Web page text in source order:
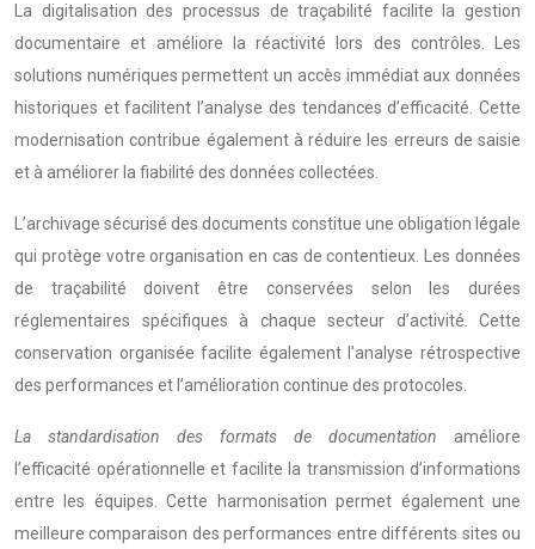
La digitalisation des processus de traçabilité facilite la gestion
documentaire et améliore la réactivité lors des contrôles. Les
solutions numériques permettent un accès immédiat aux données
historiques et facilitent l’analyse des tendances d’efficacité. Cette
modernisation contribue également à réduire les erreurs de saisie
et à améliorer la fiabilité des données collectées.
L’archivage sécurisé des documents constitue une obligation légale
qui protège votre organisation en cas de contentieux. Les données
de traçabilité doivent être conservées selon les durées
réglementaires spécifiques à chaque secteur d’activité. Cette
conservation organisée facilite également l’analyse rétrospective
des performances et l’amélioration continue des protocoles.
La standardisation des formats de documentation améliore
l’efficacité opérationnelle et facilite la transmission d’informations
entre les équipes. Cette harmonisation permet également une
meilleure comparaison des performances entre différents sites ou